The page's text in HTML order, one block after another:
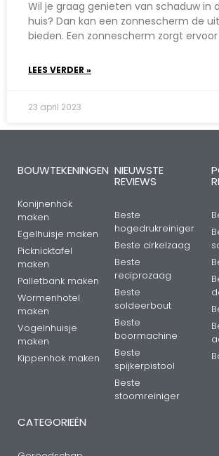
Wil je graag genieten van schaduw in
huis? Dan kan een zonnescherm de
bieden. Een zonnescherm zorgt
LEES VERDER »
23 april 2023
BOUWTEKENINGEN
Konijnenhok
maken
Egelhuisje maken
Picknicktafel
maken
Palletbank maken
Wormenhotel
maken
Vogelnhuisje
maken
Kippenhok maken
NIEUWSTE
REVIEWS
Beste
hogedrukreiniger
Beste cirkelzaag
Beste
reciprozaag
Beste
soldeerbout
Beste
boormachine
Beste
spijkerpistool
Beste
stoomreiniger
CATEGORIEËN